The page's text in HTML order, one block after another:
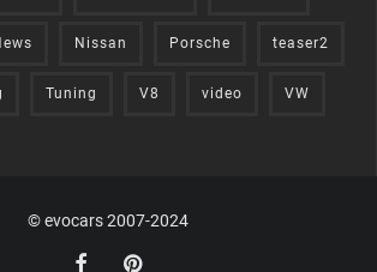
Nissan Porsche teaser2
Tuning V8 video VW
© evocars 2007-2024